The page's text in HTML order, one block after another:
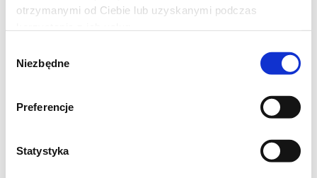
otrzymanymi od Ciebie lub uzyskanymi podczas
zgody
Niezbędne
Preferencje
Statystyka